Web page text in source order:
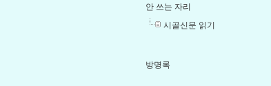
안 쓰는 자리
시골신문 읽기
방명록